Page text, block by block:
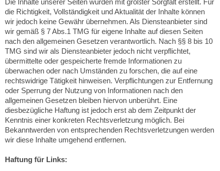
die Richtigkeit, Vollständigkeit und Aktualität der Inhalte können
wir jedoch keine Gewähr übernehmen. Als Diensteanbieter sind
wir gemäß § 7 Abs.1 TMG für eigene Inhalte auf diesen Seiten
nach den allgemeinen Gesetzen verantwortlich. Nach §§ 8 bis 10
TMG sind wir als Diensteanbieter jedoch nicht verpflichtet,
übermittelte oder gespeicherte fremde Informationen zu
überwachen oder nach Umständen zu forschen, die auf eine
rechtswidrige Tätigkeit hinweisen. Verpflichtungen zur Entfernung
oder Sperrung der Nutzung von Informationen nach den
allgemeinen Gesetzen bleiben hiervon unberührt. Eine
diesbezügliche Haftung ist jedoch erst ab dem Zeitpunkt der
Kenntnis einer konkreten Rechtsverletzung möglich. Bei
Bekanntwerden von entsprechenden Rechtsverletzungen werden
wir diese Inhalte umgehend entfernen.
Haftung für Links: